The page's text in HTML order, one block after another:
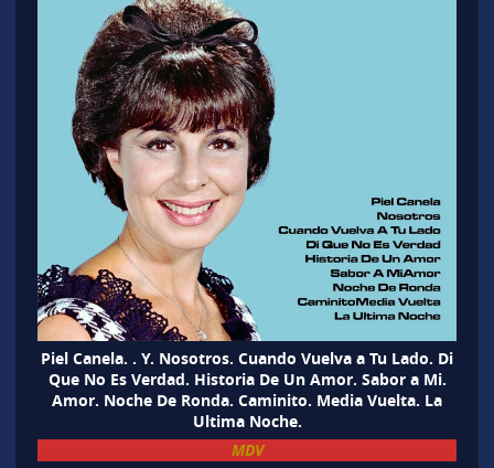
Piel Canela. . Y. Nosotros. Cuando Vuelva a Tu Lado. Di
Que No Es Verdad. Historia De Un Amor. Sabor a Mi.
Amor. Noche De Ronda. Caminito. Media Vuelta. La
Ultima Noche.
MDV